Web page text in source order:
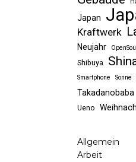
Japan
Kraftwerk
Neujahr
Shibuya
Smartphone Sonne
Takadanobaba
Ueno
Allgemein
Arbeit